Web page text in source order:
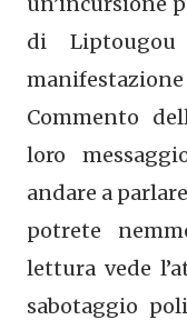
di
Commento
loro
andare a
potrete
lettura vede
sabotaggio